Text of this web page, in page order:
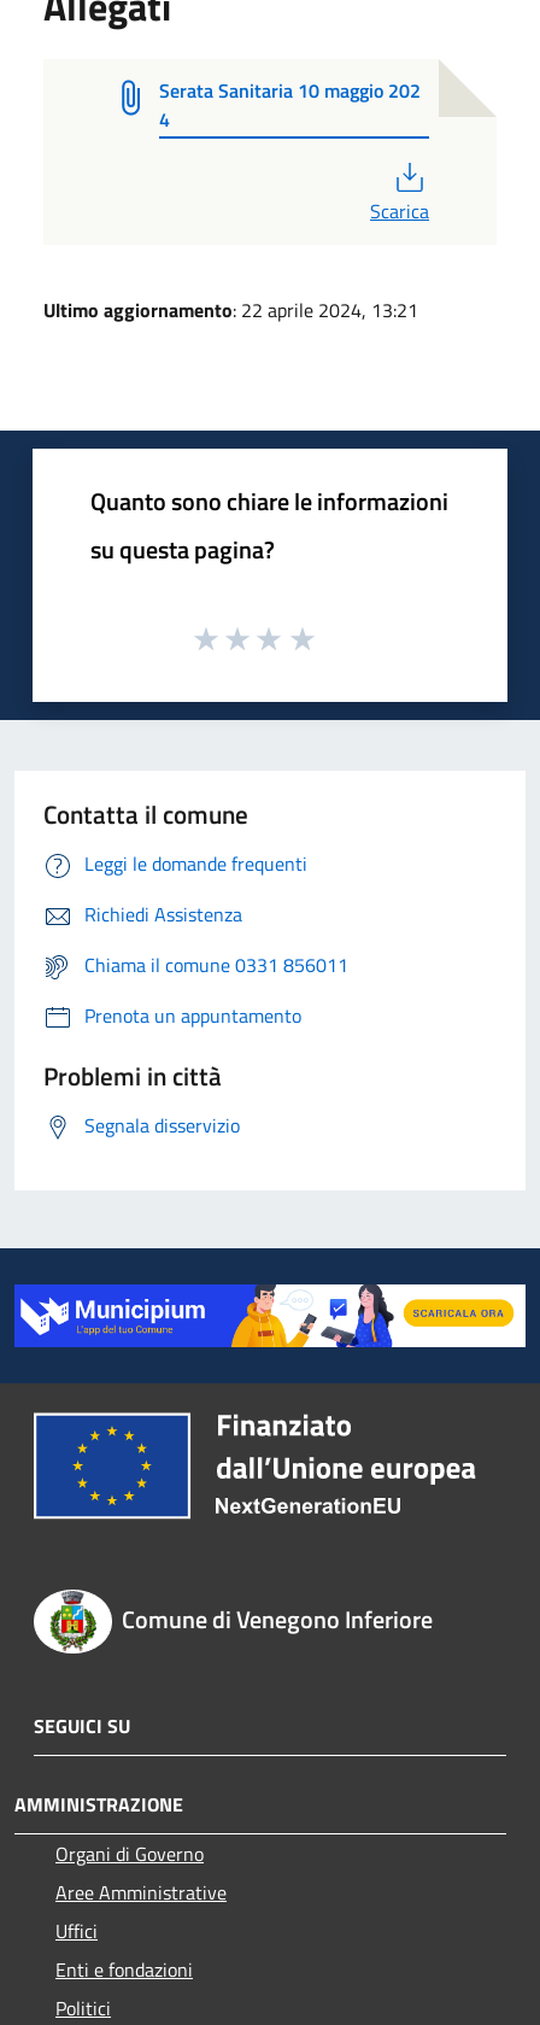
Serata Sanitaria 10 maggio 202
4
Scarica
Ultimo aggiornamento: 22 aprile 2024, 13:21
Quanto sono chiare le informazioni
su questa pagina?
Contatta il comune
Leggi le domande frequenti
Richiedi Assistenza
Chiama il comune 0331 856011
Prenota un appuntamento
Problemi in città
Segnala disservizio
Comune di Venegono Inferiore
SEGUICI SU
AMMINISTRAZIONE
Organi di Governo
Aree Amministrative
Uffici
Enti e fondazioni
Politici